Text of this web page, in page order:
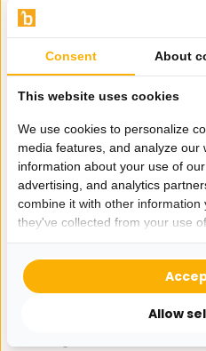
0162-231130
Consent About
This website uses cookies
We use cookies to personalize
media features, and analyze our
information about your use of
advertising, and analytics
combine it with other
they've collected from your use
Allow